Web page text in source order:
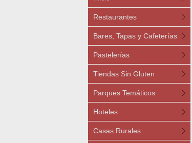
Restaurantes
Bares, Tapas y Cafeterías
Pastelerías
Tiendas Sin Gluten
Parques Temáticos
Hoteles
Casas Rurales